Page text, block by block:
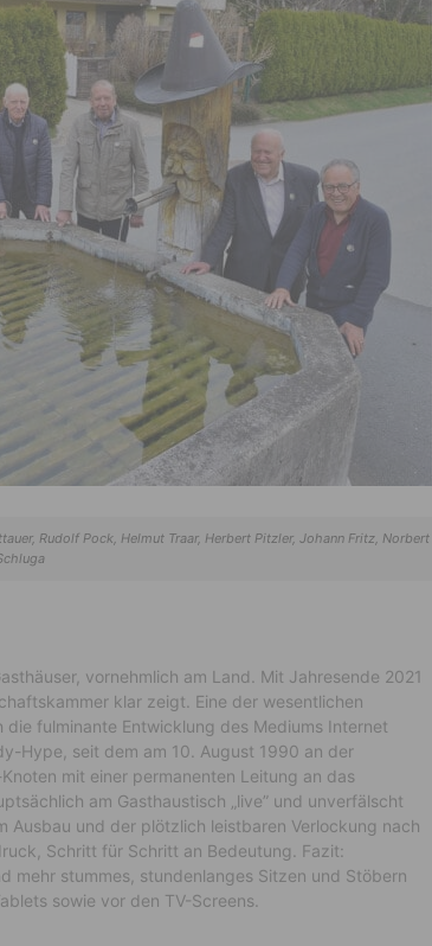
Rudolf Pock, Helmut Traar, Herbert Pitzler, Johann Fritz, Norbert
vornehmlich am Land. Mit Jahresende 2021
klar zeigt. Eine der wesentlichen
fulminante Entwicklung des Mediums Internet
Hype, seit dem am 10. August 1990 an der
mit einer permanenten Leitung an das
am Gasthaustisch „live” und unverfälscht
Ausbau und der plötzlich leistbaren Verlockung nach
Schritt für Schritt an Bedeutung. Fazit:
mehr stummes, stundenlanges Sitzen und Stöbern
sowie vor den TV-Screens.